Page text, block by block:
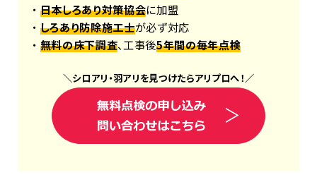
・ 日本しろあり対策協会に加盟
・ しろあり防除施工士が必ず対応
・ 無料の床下調査、工事後5年間の毎年点検
＼シロアリ ・羽アリを見つけたらアリプロへ！ ／